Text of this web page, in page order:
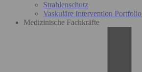
Strahlenschutz
Vaskuläre Intervention Portfolio
Medizinische Fachkräfte